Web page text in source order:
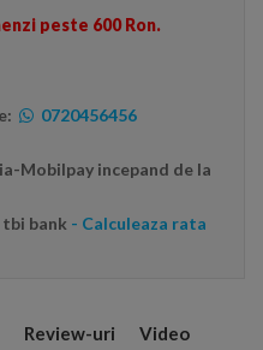
peste 600 Ron.
0720456456
Mobilpay incepand de la
bank - Calculeaza rata
Review-uri Video